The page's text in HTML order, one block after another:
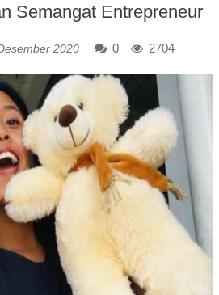
Semangat Entrepreneur
2020 0 2704